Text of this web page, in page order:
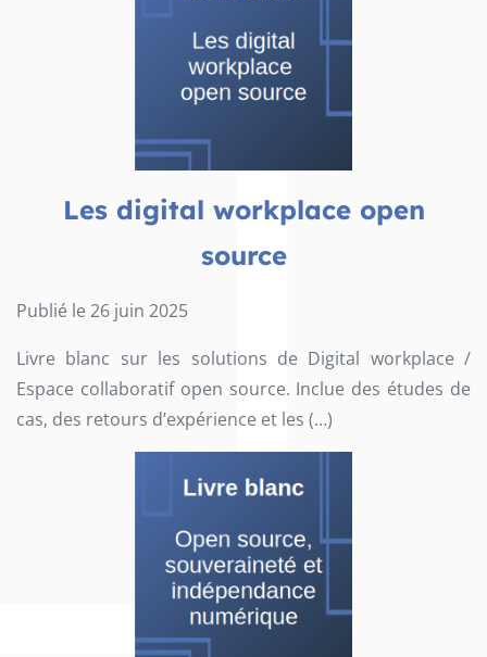
Les digital workplace open
source
Publié le 26 juin 2025
Livre blanc sur les solutions de Digital workplace /
Espace collaboratif open source. Inclue des études de
cas, des retours d’expérience et les (…)